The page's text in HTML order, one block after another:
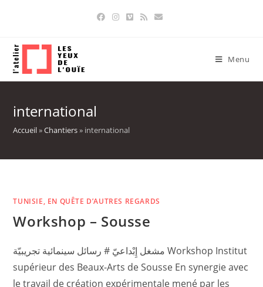
Menu
international
Accueil»Chantiers» international
TUNISIE, EN QUÊTE D’AUTRES REGARDS
Workshop – Sousse
مشغل إِبْداعيّ # رسائل سينمائية تجريبيّة Workshop Institut
supérieur des Beaux-Arts de Sousse En synergie avec
le travail de création expérimentale mené par les